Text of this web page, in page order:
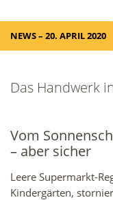
NEWS – 20. APRIL 2020
Das Handwerk
Vom
– aber sicher
Leere Supermarkt-
Kindergärten,